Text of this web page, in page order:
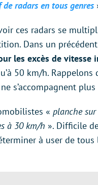
radars en tous genres
ces radars se
Dans un
les excès de vitesse
50 km/h. Rappelons
s’accompagnent
« planche
à 30 km/h ». Difficile
à user de